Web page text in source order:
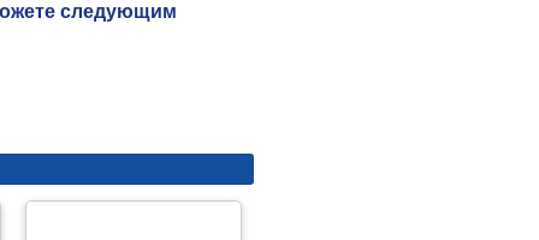
следующим